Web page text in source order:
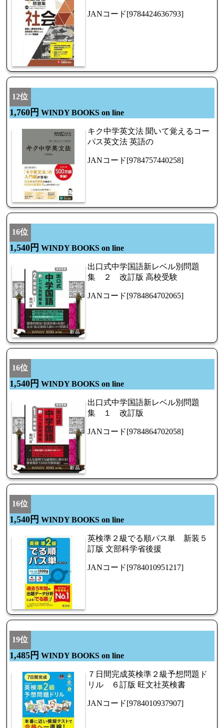
JANコード[9784424636793]
12位
1,760円 WINDY BOOKS on line
キク中学英文法 聞いて覚えるコー
パス英文法 英語の
JANコード[9784757440258]
16位
1,540円 WINDY BOOKS on line
出口式中学国語新レベル別問題
集 ２ 改訂版 高校受験
JANコード[9784864702065]
16位
1,540円 WINDY BOOKS on line
出口式中学国語新レベル別問題
集 １ 改訂版
JANコード[9784864702058]
16位
1,540円 WINDY BOOKS on line
英検準２級でる順パス単 新装５
訂版 文部科学省後援
JANコード[9784010951217]
19位
1,485円 WINDY BOOKS on line
７日間完成英検準２級予想問題ド
リル ６訂版 旺文社英検書
JANコード[9784010937907]